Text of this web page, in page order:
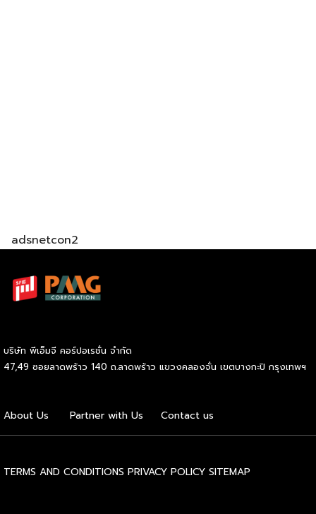
adsnetcon2
บริษัท พีเอ็มจี คอร์ปอเรชั่น จำกัด
47,49 ซอยลาดพร้าว 140 ถ.ลาดพร้าว แขวงคลองจั่น เขตบางกะปิ กรุงเทพฯ
About Us Partner with Us Contact us
TERMS AND CONDITIONS PRIVACY POLICY SITEMAP